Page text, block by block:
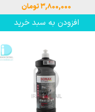
۳,۸۰۰,۰۰۰ تومان
افزودن به سبد خرید